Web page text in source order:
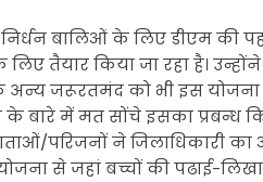
बालिओं के लिए डीएम की
लिए तैयार किया जा रहा है।
अन्य जरूरतमंद को भी इस
बारे में मत सोंचे इसका प्रबन्ध
परिजनों ने जिलाधिकारी का
से जहां बच्चों की पढाई-